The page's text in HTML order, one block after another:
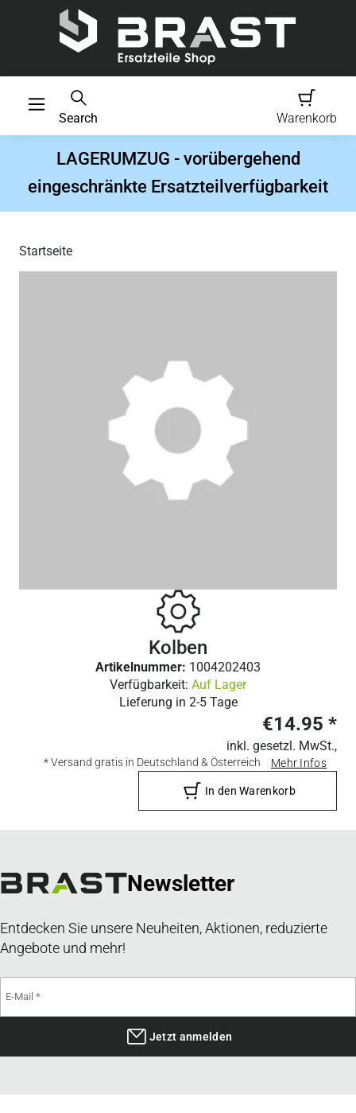
Search Warenkorb
LAGERUMZUG - vorübergehend
eingeschränkte Ersatzteilverfügbarkeit
Startseite
Kolben
Artikelnummer: 1004202403
Verfügbarkeit: Auf Lager
Lieferung in 2-5 Tage
€14.95 *
inkl. gesetzl. MwSt.,
* Versand gratis in Deutschland & Österreich Mehr Infos
In den Warenkorb
Newsletter
Entdecken Sie unsere Neuheiten, Aktionen, reduzierte
Angebote und mehr!
Jetzt anmelden